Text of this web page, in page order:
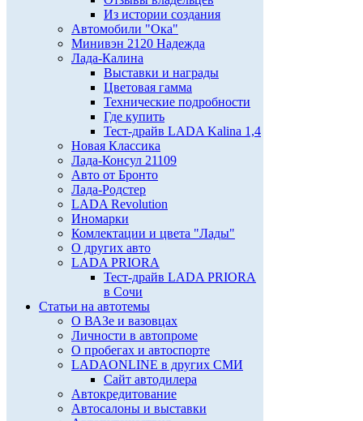
Из истории создания
Автомобили "Ока"
Минивэн 2120 Надежда
Лада-Калина
Выставки и награды
Цветовая гамма
Технические подробности
Где купить
Тест-драйв LADA Kalina 1,4
Новая Классика
Лада-Консул 21109
Авто от Бронто
Лада-Родстер
LADA Revolution
Иномарки
Комлектации и цвета "Лады"
О других авто
LADA PRIORA
Тест-драйв LADA PRIORA
в Сочи
Статьи на автотемы
О ВАЗе и вазовцах
Личности в автопроме
О пробегах и автоспорте
LADAONLINE в других СМИ
Сайт автодилера
Автокредитование
Автосалоны и выставки